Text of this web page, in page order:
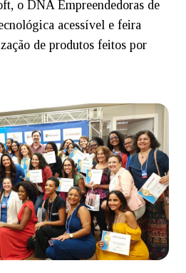
o DNA Empreendedoras de
acessível e feira
de produtos feitos por